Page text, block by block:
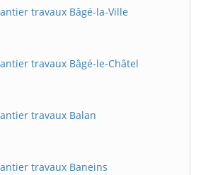
travaux Bâgé-la-Ville
travaux Bâgé-le-Châtel
travaux Balan
travaux Baneins